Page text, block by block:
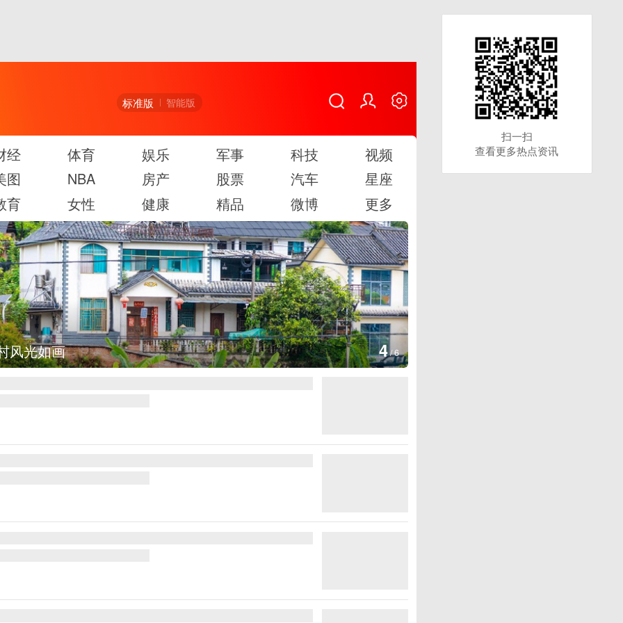
标准版 智能版
经 体育 娱乐 军事 科技
视频
图
NBA 房产 股票 汽车
星座
育
女性 健康 精品 微博 更多
长丰：葡萄丰收采摘忙 5/6
扫一扫
查看更多热点资讯
扫一扫
查看更多热点资讯